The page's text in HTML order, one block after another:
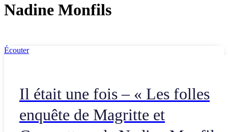
Nadine Monfils
Écouter
Il était une fois – « Les folles
enquête de Magritte et